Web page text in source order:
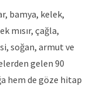
bamya, kelek,
mısır, çağla,
soğan, armut ve
gelen 90
hem de göze hitap